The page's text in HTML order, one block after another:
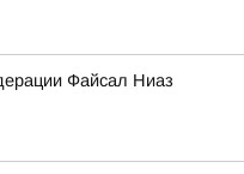
Файсал Ниаз